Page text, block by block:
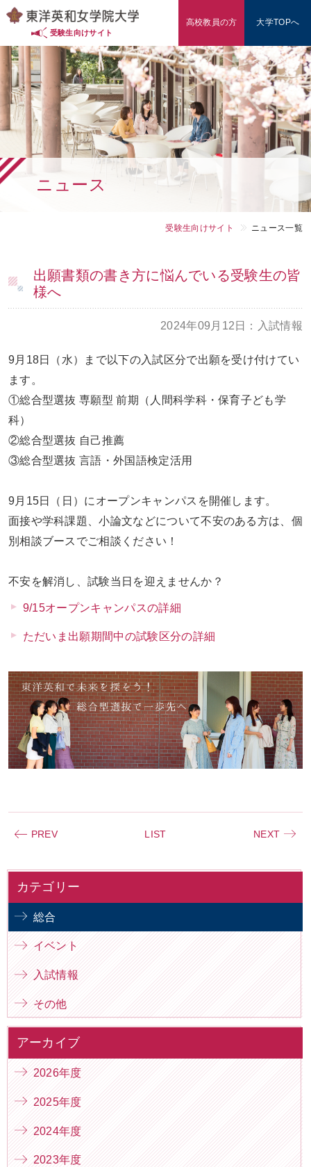
入試情報（東洋英和の多様な入試）
入試対策・データ
学費・奨学金
学部・学科
東洋英和を知る
お問い合わせ 大学TOPへ
受験生向けサイト
高校教員の方 大学TOPへ
ニュース
受験生向けサイト ニュース一覧
出願書類の書き方に悩んでいる受験生の皆
様へ
2024年09月12日：入試情報
9月18日（水）まで以下の入試区分で出願を受け付けてい
ます。
①総合型選抜 専願型 前期（人間科学科・保育子ども学
科）
②総合型選抜 自己推薦
③総合型選抜 言語・外国語検定活用
9月15日（日）にオープンキャンパスを開催します。
面接や学科課題、小論文などについて不安のある方は、個
別相談ブースでご相談ください！
不安を解消し、試験当日を迎えませんか？
9/15オープンキャンパスの詳細
ただいま出願期間中の試験区分の詳細
PREV LIST NEXT
カテゴリー
総合
イベント
入試情報
その他
アーカイブ
2026年度
2025年度
2024年度
2023年度